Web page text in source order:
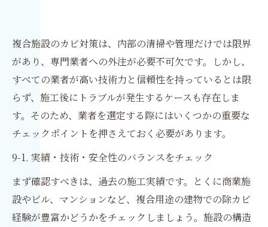
複合施設のカビ対策は、内部の清掃や管理だけでは限界
があり、専門業者への外注が必要不可欠です。しかし、
すべての業者が高い技術力と信頼性を持っているとは限
らず、施工後にトラブルが発生するケースも存在しま
す。そのため、業者を選定する際にはいくつかの重要な
チェックポイントを押さえておく必要があります。
9-1. 実績・技術・安全性のバランスをチェック
まず確認すべきは、過去の施工実績です。とくに商業施
設やビル、マンションなど、複合用途の建物での除カビ
経験が豊富かどうかをチェックしましょう。施設の構造